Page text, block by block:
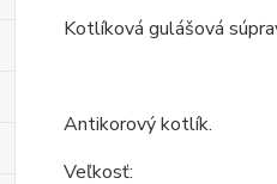
Kotlíková gulášová
Antikorový kotlík.
Veľkosť: